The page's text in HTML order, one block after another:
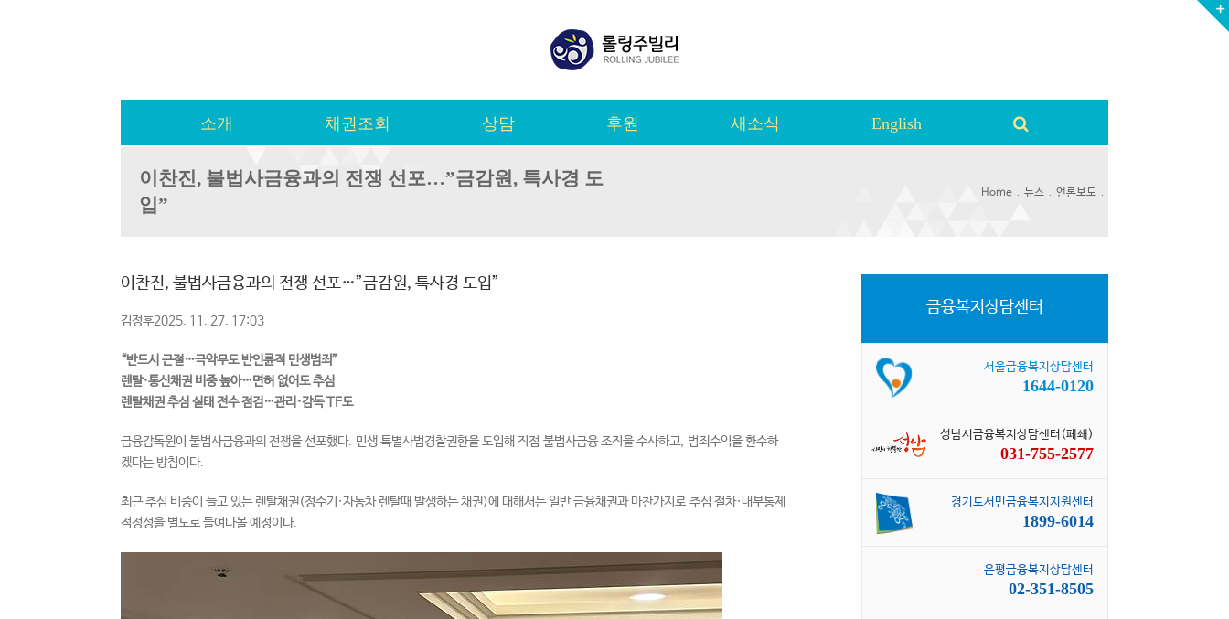
소개 채권조회 상담 후원 새소식 English
이찬진, 불법사금융과의 전쟁 선포…”금감원, 특사경 도
입”
Home 뉴스 언론보도
이찬진, 불법사금융과의 전쟁 선포…”금감원, 특사경 도입”
김정후2025. 11. 27. 17:03
“반드시 근절…극악무도 반인륜적 민생범죄”
렌탈·통신채권 비중 높아…면허 없어도 추심
렌탈채권 추심 실태 전수 점검…관리·감독 TF도
금융감독원이 불법사금융과의 전쟁을 선포했다. 민생 특별사법경찰권한을 도입해 직접 불법사금융 조직을 수사하고, 범죄수익을 환수하
겠다는 방침이다.
최근 추심 비중이 늘고 있는 렌탈채권(정수기·자동차 렌탈때 발생하는 채권)에 대해서는 일반 금융채권과 마찬가지로 추심 절차·내부통제
적정성을 별도로 들여다볼 예정이다.
금융복지상담센터
서울금융복지상담센터
1644-0120
성남시금융복지상담센터(폐쇄)
031-755-2577
경기도서민금융복지지원센터
1899-6014
은평금융복지상담센터
02-351-8505